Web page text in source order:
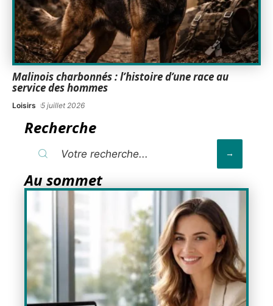
Malinois charbonnés : l’histoire d’une race au
service des hommes
Loisirs 5 juillet 2026
Recherche
Au sommet